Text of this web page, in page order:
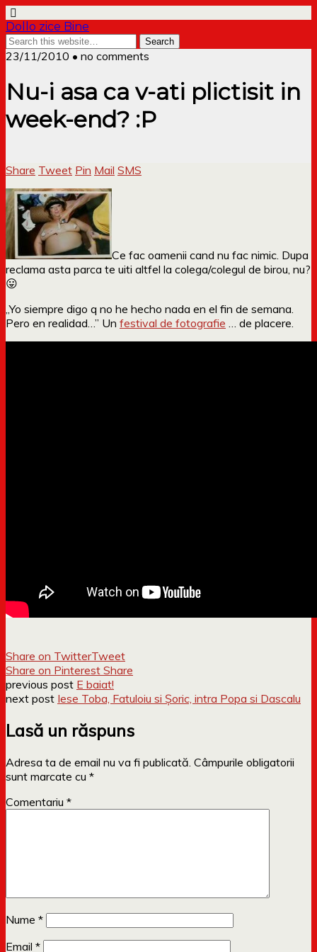
Dollo zice Bine
23/11/2010 • no comments
Nu-i asa ca v-ati plictisit in
week-end? :P
Share Tweet Pin Mail SMS
Ce fac oamenii cand nu fac nimic. Dupa
reclama asta parca te uiti altfel la colega/colegul de birou, nu?
😛
„Yo siempre digo q no he hecho nada en el fin de semana.
Pero en realidad…” Un festival de fotografie … de placere.
Share on TwitterTweet
Share on Pinterest Share
previous post E baiat!
next post Iese Toba, Fatuloiu si Șoric, intra Popa si Dascalu
Lasă un răspuns
Adresa ta de email nu va fi publicată. Câmpurile obligatorii
sunt marcate cu *
Comentariu *
Nume *
Email *